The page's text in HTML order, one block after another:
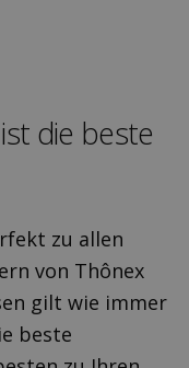
die beste
zu allen
von Thônex
gilt wie immer
beste